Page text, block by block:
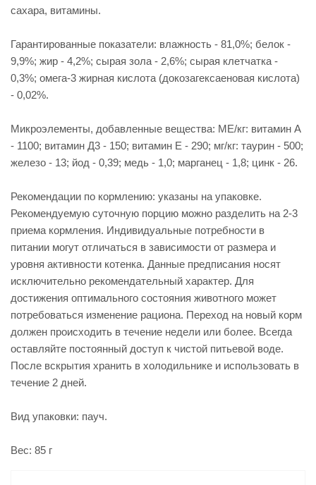
сахара, витамины.
Гарантированные показатели: влажность - 81,0%; белок -
9,9%; жир - 4,2%; сырая зола - 2,6%; сырая клетчатка -
0,3%; омега‐3 жирная кислота (докозагексаеновая кислота)
- 0,02%.
Микроэлементы, добавленные вещества: МЕ/кг: витамин A
- 1100; витамин Д3 - 150; витамин E - 290; мг/кг: таурин - 500;
железо - 13; йод - 0,39; медь - 1,0; марганец - 1,8; цинк - 26.
Рекомендации по кормлению: указаны на упаковке.
Рекомендуемую суточную порцию можно разделить на 2-3
приема кормления. Индивидуальные потребности в
питании могут отличаться в зависимости от размера и
уровня активности котенка. Данные предписания носят
исключительно рекомендательный характер. Для
достижения оптимального состояния животного может
потребоваться изменение рациона. Переход на новый корм
должен происходить в течение недели или более. Всегда
оставляйте постоянный доступ к чистой питьевой воде.
После вскрытия хранить в холодильнике и использовать в
течение 2 дней.
Вид упаковки: пауч.
Вес: 85 г